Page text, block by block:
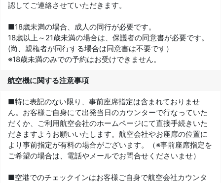
認してご連絡させていただきます。
■18歳未満の場合、成人の同行が必要です。
18歳以上～21歳未満の場合は、保護者の同意書が必要です。
(尚、親権者が同行する場合は同意書は不要です）
※18歳未満のみでの予約はお受けできません。
航空機に関する注意事項
■特に表記のない限り、事前座席指定は含まれておりませ
ん。お客様ご自身にて出発当日のカウンターで行なっていた
だくか、ご利用航空会社のホームページにて直接手続きいた
だきますようお願いいたします。航空会社やお座席の位置に
より事前指定が有料の場合がございます。（※事前座席指定を
ご希望の場合は、電話やメールでお問合せくださいませ）
■空港でのチェックインはお客様ご自身で航空会社カウンタ